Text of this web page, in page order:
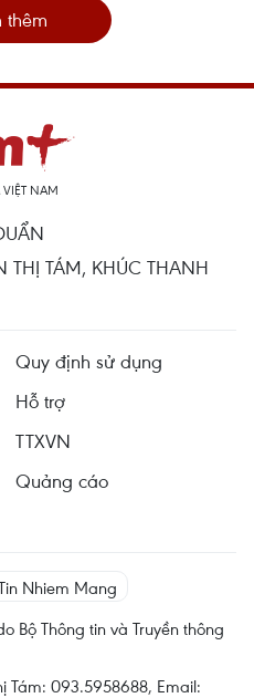
thêm
NAM
THỊ TÁM, KHÚC THANH
Quy định sử dụng
Hỗ trợ
TTXVN
Quảng cáo
Bộ Thông tin và Truyền thông
Tám: 093.5958688, Email: